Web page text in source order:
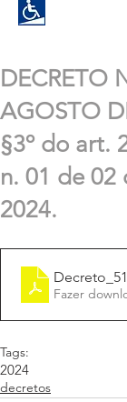
DECRETO
AGOSTO
§3º do art.
n. 01 de 02
2024.
Fazer
Tags:
2024
decretos